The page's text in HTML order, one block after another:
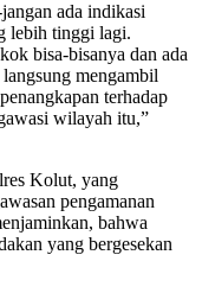
ada indikasi
lebih tinggi lagi.
bisa-bisanya dan ada
mengambil
terhadap
wilayah itu,”
Kolut, yang
pengamanan
bahwa
yang bergesekan